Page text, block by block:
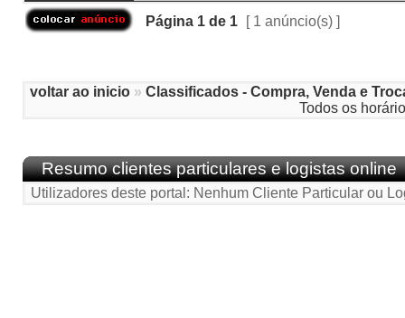
Página 1 de 1 [ 1 anúncio(s) ]
voltar ao inicio » Classificados - Compra, Venda e
Todos os
Resumo clientes particulares e logistas online
Utilizadores deste portal: Nenhum Cliente Particular ou